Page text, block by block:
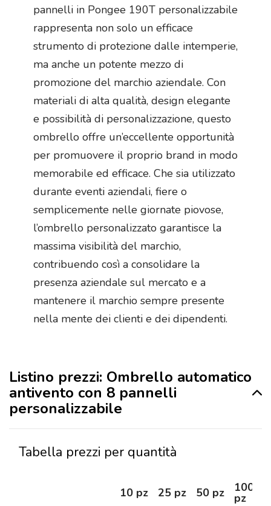
pannelli in Pongee 190T personalizzabile
rappresenta non solo un efficace
strumento di protezione dalle intemperie,
ma anche un potente mezzo di
promozione del marchio aziendale. Con
materiali di alta qualità, design elegante
e possibilità di personalizzazione, questo
ombrello offre un’eccellente opportunità
per promuovere il proprio brand in modo
memorabile ed efficace. Che sia utilizzato
durante eventi aziendali, fiere o
semplicemente nelle giornate piovose,
l’ombrello personalizzato garantisce la
massima visibilità del marchio,
contribuendo così a consolidare la
presenza aziendale sul mercato e a
mantenere il marchio sempre presente
nella mente dei clienti e dei dipendenti.
Listino prezzi: Ombrello automatico
antivento con 8 pannelli
personalizzabile
Tabella prezzi per quantità
10 pz 25 pz 50 pz 100
pz